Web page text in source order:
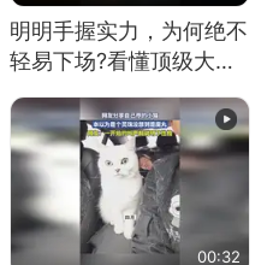
明明手握实力，为何绝不
轻易下场?看懂顶级大国
00:32